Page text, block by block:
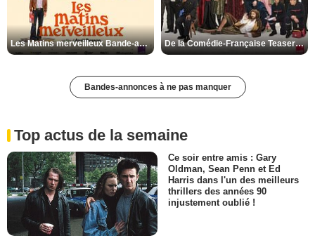
Les Matins merveilleux Bande-annonce VF De la Comédie-Française Teaser VF
Bandes-annonces à ne pas manquer
Top actus de la semaine
Ce soir entre amis : Gary
Oldman, Sean Penn et Ed
Harris dans l'un des meilleurs
thrillers des années 90
injustement oublié !